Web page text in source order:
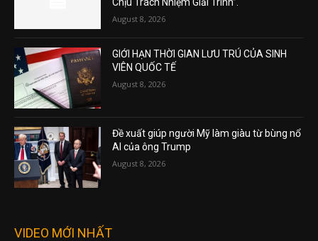
August 8, 2026
GIỚI HẠN THỜI GIAN LƯU TRÚ CỦA SINH
VIÊN QUỐC TẾ
August 8, 2026
Đề xuất giúp người Mỹ làm giàu từ bùng nổ
AI của ông Trump
August 8, 2026
VIDEO MỚI NHẤT